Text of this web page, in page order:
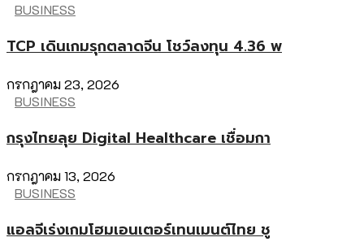
BUSINESS
TCP เดินเกมรุกตลาดจีน โชว์ลงทุน 4.36 พ
กรกฎาคม 23, 2026
BUSINESS
กรุงไทยลุย Digital Healthcare เชื่อมกา
กรกฎาคม 13, 2026
BUSINESS
แอลจีเร่งเกมโฮมเอนเตอร์เทนเมนต์ไทย ชู